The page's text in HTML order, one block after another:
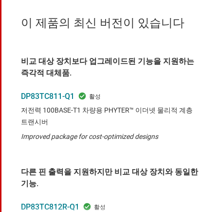
이 제품의 최신 버전이 있습니다
비교 대상 장치보다 업그레이드된 기능을 지원하는
즉각적 대체품.
DP83TC811-Q1
저전력 100BASE-T1 차량용 PHYTER™ 이더넷 물리적 계층
트랜시버
Improved package for cost-optimized designs
다른 핀 출력을 지원하지만 비교 대상 장치와 동일한
기능.
DP83TC812R-Q1